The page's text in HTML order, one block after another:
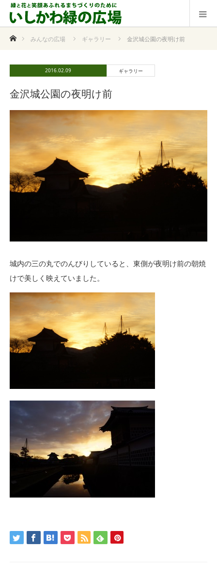
ホームみんなの広場 ギャラリー 金沢城公園の夜明け前
2016.02.09 ギャラリー
金沢城公園の夜明け前
城内の三の丸でのんびりしていると、東側が夜明け前の朝焼
けで美しく映えていました。